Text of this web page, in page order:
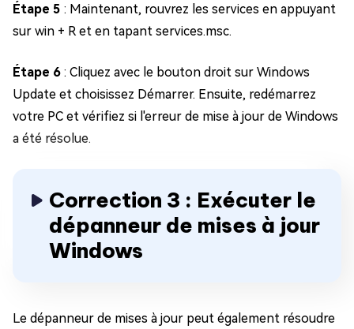
Étape 5 : Maintenant, rouvrez les services en appuyant
sur win + R et en tapant services.msc.
Étape 6 : Cliquez avec le bouton droit sur Windows
Update et choisissez Démarrer. Ensuite, redémarrez
votre PC et vérifiez si l'erreur de mise à jour de Windows
a été résolue.
Correction 3 : Exécuter le
dépanneur de mises à jour
Windows
Le dépanneur de mises à jour peut également résoudre